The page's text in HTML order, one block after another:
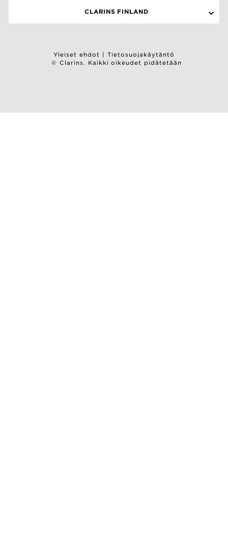
CLARINS FINLAND
Yleiset ehdot
Tietosuojakäytäntö
© Clarins. Kaikki oikeudet pidätetään